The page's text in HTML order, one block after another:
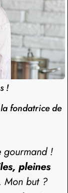
!
fondatrice de
gourmand !
pleines
Mon but ?